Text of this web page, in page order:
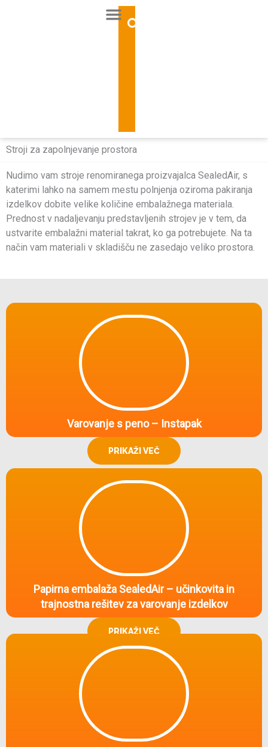
Stroji za zapolnjevanje prostora
Nudimo vam stroje renomiranega proizvajalca SealedAir, s
katerimi lahko na samem mestu polnjenja oziroma pakiranja
izdelkov dobite velike količine embalažnega materiala.
Prednost v nadaljevanju predstavljenih strojev je v tem, da
ustvarite embalažni material takrat, ko ga potrebujete. Na ta
način vam materiali v skladišču ne zasedajo veliko prostora.
Varovanje s peno – Instapak
PRIKAŽI VEČ
Papirna embalaža SealedAir – učinkovita in
trajnostna rešitev za varovanje izdelkov
PRIKAŽI VEČ